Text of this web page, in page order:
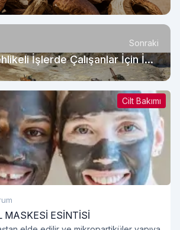
Sonraki
İşlerde Çalışanlar İçin İSG
Kuralları Nelerdir?
Cilt Bakımı
MASKESİ ESİNTİSİ